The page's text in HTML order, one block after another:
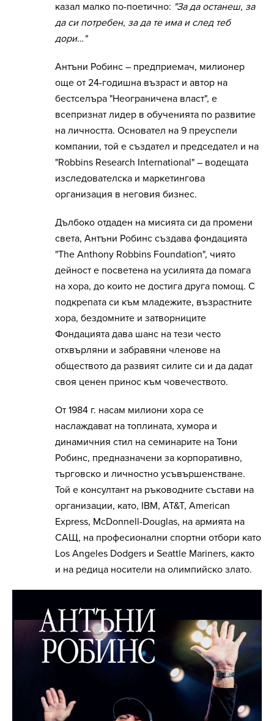
казал малко по-поетично: "За да останеш, за
да си потребен, за да те има и след теб
дори… "
Антъни Робинс – предприемач, милионер
още от 24-годишна възраст и автор на
бестселъра "Неограничена власт", е
всепризнат лидер в обученията по развитие
на личността. Основател на 9 преуспели
компании, той е създател и председател и на
"Robbins Research International" – водещата
изследователска и маркетингова
организация в неговия бизнес.
Дълбоко отдаден на мисията си да промени
света, Антъни Робинс създава фондацията
"The Anthony Robbins Foundation", чиято
дейност е посветена на усилията да помага
на хора, до които не достига друга помощ. С
подкрепата си към младежите, възрастните
хора, бездомните и затворниците
Фондацията дава шанс на тези често
отхвърляни и забравяни членове на
обществото да развият силите си и да дадат
своя ценен принос към човечеството.
От 1984 г. насам милиони хора се
наслаждават на топлината, хумора и
динамичния стил на семинарите на Тони
Робинс, предназначени за корпоративно,
търговско и личностно усъвършенстване.
Той е консултант на ръководните състави на
организации, като, IBM, AT&T, American
Express, McDonnell-Douglas, на армията на
САЩ, на професионални спортни отбори като
Los Angeles Dodgers и Seattle Mariners, както
и на редица носители на олимпийско злато.